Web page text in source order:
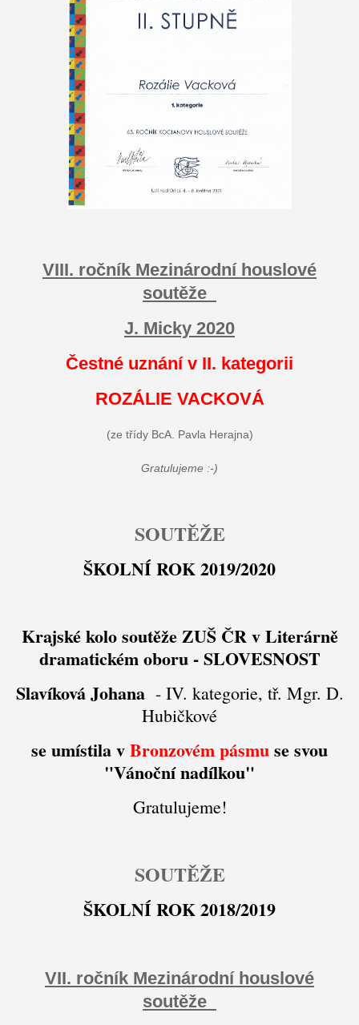
VIII. ročník Mezinárodní houslové
soutěže
J. Micky 2020
Čestné uznání v II. kategorii
ROZÁLIE VACKOVÁ
(ze třídy BcA. Pavla Herajna)
Gratulujeme :-)
SOUTĚŽE
ŠKOLNÍ ROK 2019/2020
Krajské kolo soutěže ZUŠ ČR v Literárně
dramatickém oboru - SLOVESNOST
Slavíková Johana - IV. kategorie, tř. Mgr. D.
Hubičkové
se umístila vBronzovém pásmuse svou
"Vánoční nadílkou"
Gratulujeme!
SOUTĚŽE
ŠKOLNÍ ROK 2018/2019
VII. ročník Mezinárodní houslové
soutěže